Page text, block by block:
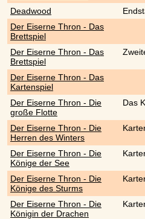
Deadwood
Der Eiserne Thron - Das
Brettspiel
Der Eiserne Thron - Das
Brettspiel
Der Eiserne Thron - Das
Kartenspiel
Der Eiserne Thron - Die
große Flotte
Das
Der Eiserne Thron - Die
Herren des Winters
Der Eiserne Thron - Die
Könige der See
Der Eiserne Thron - Die
Könige des Sturms
Der Eiserne Thron - Die
Königin der Drachen